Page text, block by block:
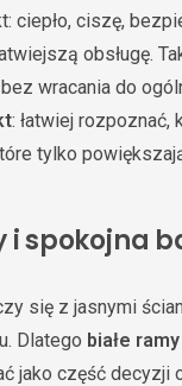
ciepło, ciszę,
obsługę.
wracania do
: łatwiej rozpoznać,
tylko
i spokojna
się z jasnymi
Dlatego białe
jako część decyzji